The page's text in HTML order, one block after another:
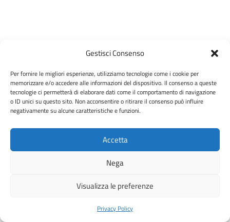
Gestisci Consenso
Per fornire le migliori esperienze, utilizziamo tecnologie come i cookie per
memorizzare e/o accedere alle informazioni del dispositivo. Il consenso a queste
tecnologie ci permetterà di elaborare dati come il comportamento di navigazione
o ID unici su questo sito. Non acconsentire o ritirare il consenso può influire
negativamente su alcune caratteristiche e funzioni.
Accetta
Nega
Visualizza le preferenze
Privacy Policy